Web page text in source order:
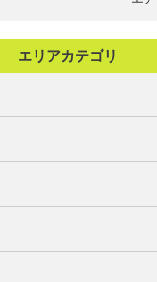
エリアカテゴリ